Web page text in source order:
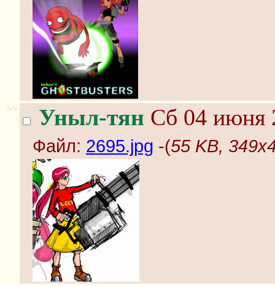
>> Уныл-тян Сб 04 июня
Файл: 2695.jpg -(55 KB,